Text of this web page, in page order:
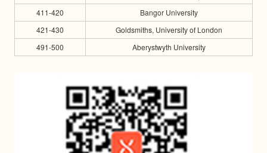
411-420
Bangor University
421-430
Goldsmiths, University of London
491-500
Aberystwyth University